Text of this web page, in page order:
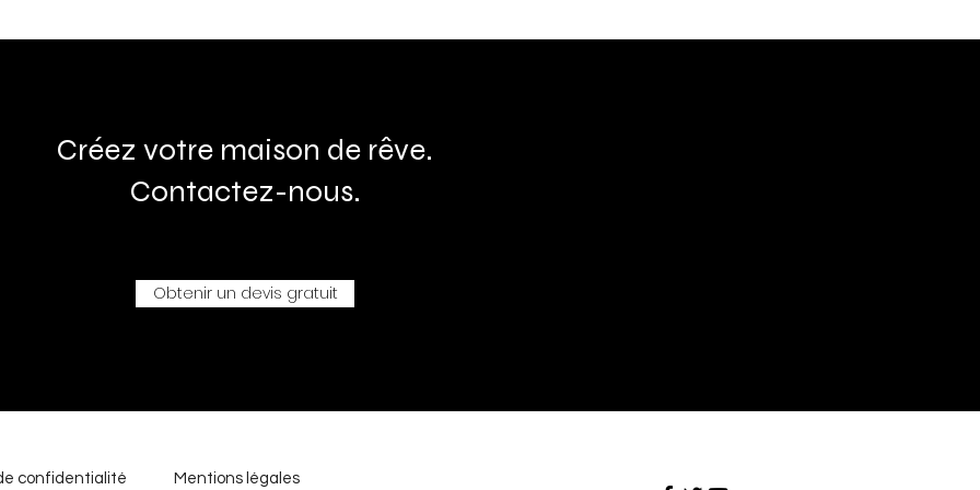
Créez votre maison de rêve.
Contactez-nous.
Obtenir un devis gratuit
confidentialité Mentions légales